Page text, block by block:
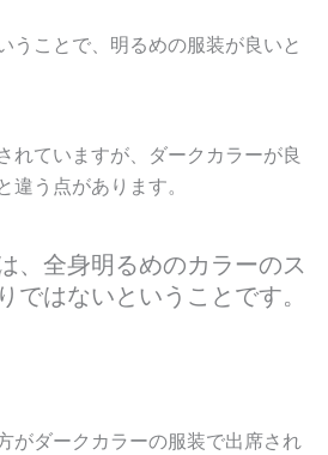
うことで、明るめの服装が良いと
れていますが、ダークカラーが良
違う点があります。
、全身明るめのカラーのス
ではないということです。
がダークカラーの服装で出席され